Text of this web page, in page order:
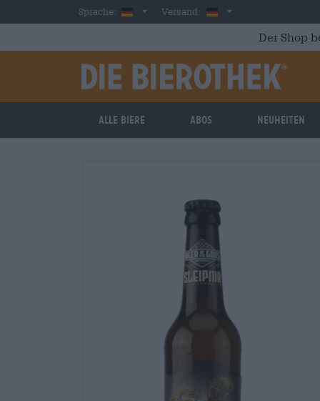
Skip to main contentSprache: GermanVersand: Deutschland
Der Shop
Alle Biere Abos Neuheiten